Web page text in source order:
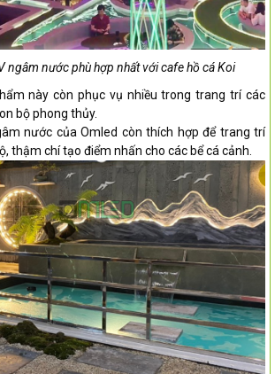
ngâm nước phù hợp nhất với cafe hồ cá Koi
này còn phục vụ nhiều trong trang trí các
bộ phong thủy.
nước của Omled còn thích hợp để trang trí
thậm chí tạo điểm nhấn cho các bể cá cảnh.